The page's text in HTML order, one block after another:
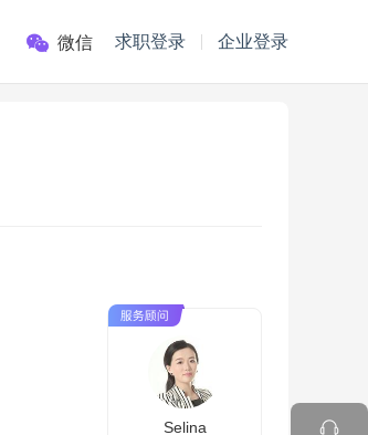
微信 求职登录 企业登录
Selina